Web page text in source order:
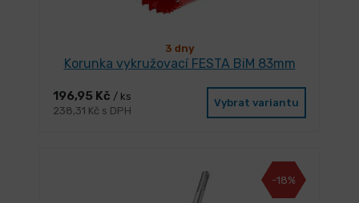
3 dny
Korunka vykružovací FESTA BiM 83mm
196,95 Kč / ks
238,31 Kč s DPH
Vybrat variantu
-18%